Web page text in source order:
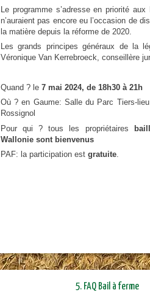
Le programme s’adresse en priorité
n’auraient pas encore eu l’occasion de
la matière depuis la réforme de 2020.
Les grands principes généraux de la
Véronique Van Kerrebroeck, conseillère
Quand ? le 7 mai 2024, de 18h30 à 21h
Où ? en Gaume: Salle du Parc Tiers-
Rossignol
Pour qui ? tous les propriétaires
Wallonie sont bienvenus
PAF: la participation est gratuite.
5. FAQ Bail à ferme